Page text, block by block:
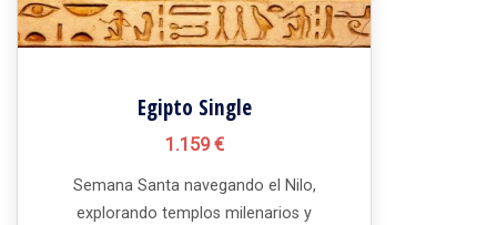
Egipto Single
1.159 €
Semana Santa navegando el Nilo,
explorando templos milenarios y